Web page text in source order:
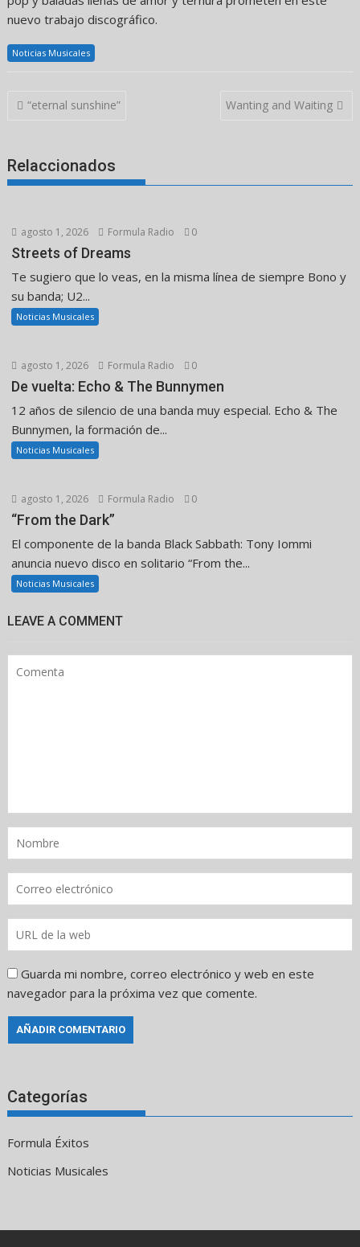
nuevo trabajo discográfico.
Noticias Musicales
Navegación
“eternal sunshine” Wanting and Waiting
Relaccionados
agosto 1, 2026 Formula Radio 0
Streets of Dreams
Te sugiero que lo veas, en la misma línea de siempre Bono y
su banda; U2...
Noticias Musicales
agosto 1, 2026 Formula Radio 0
De vuelta: Echo & The Bunnymen
12 años de silencio de una banda muy especial. Echo & The
Bunnymen, la formación de...
Noticias Musicales
agosto 1, 2026 Formula Radio 0
“From the Dark”
El componente de la banda Black Sabbath: Tony Iommi
anuncia nuevo disco en solitario “From the...
Noticias Musicales
LEAVE A COMMENT
Guarda mi nombre, correo electrónico y web en este
navegador para la próxima vez que comente.
Categorías
Formula Éxitos
Noticias Musicales